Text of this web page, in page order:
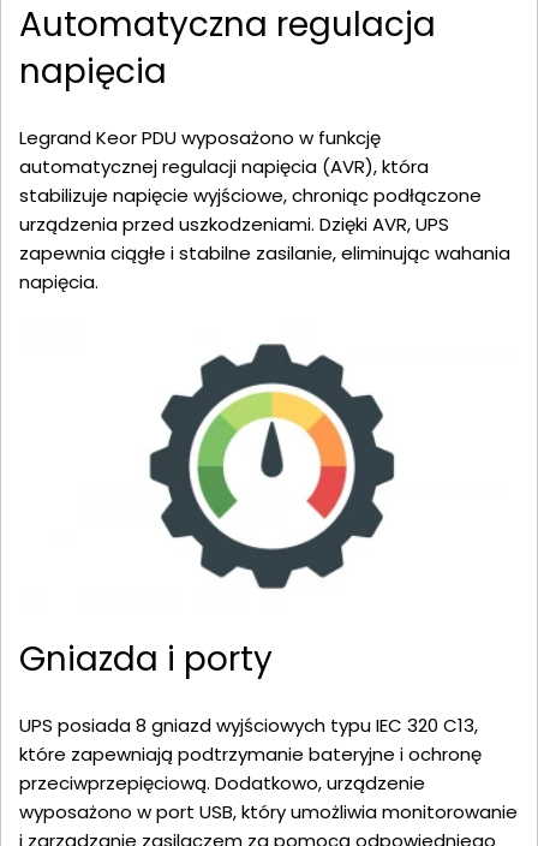
Automatyczna regulacja
napięcia
Legrand Keor PDU wyposażono w funkcję
automatycznej regulacji napięcia (AVR), która
stabilizuje napięcie wyjściowe, chroniąc podłączone
urządzenia przed uszkodzeniami. Dzięki AVR, UPS
zapewnia ciągłe i stabilne zasilanie, eliminując wahania
napięcia.
Gniazda i porty
UPS posiada 8 gniazd wyjściowych typu IEC 320 C13,
które zapewniają podtrzymanie bateryjne i ochronę
przeciwprzepięciową. Dodatkowo, urządzenie
wyposażono w port USB, który umożliwia monitorowanie
i zarządzanie zasilaczem za pomocą odpowiedniego